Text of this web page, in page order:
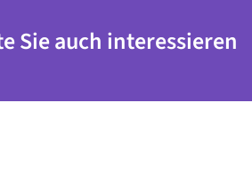
Sie auch interessieren